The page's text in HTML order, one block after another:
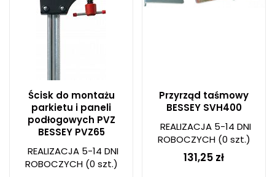
Ścisk do montażu
parkietu i paneli
podłogowych PVZ
BESSEY PVZ65
REALIZACJA 5-14 DNI
ROBOCZYCH(0 szt.)
Przyrząd taśmowy
BESSEY SVH400
REALIZACJA 5-14 DNI
ROBOCZYCH(0 szt.)
131,25 zł